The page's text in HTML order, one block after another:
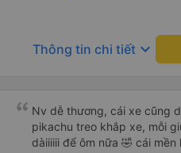
hơn, tôi góp ý nhà xe nên
lặng (tắt âm thanh điện
Tôi vẫn sẽ tiếp tục ủng hộ
Thông tin chi tiết keyboard_arrow_down
Nv dễ thương, cái xe cũng
pikachu treo khắp xe, mỗi
dàiiiiii để ôm nữa 🤣 cái